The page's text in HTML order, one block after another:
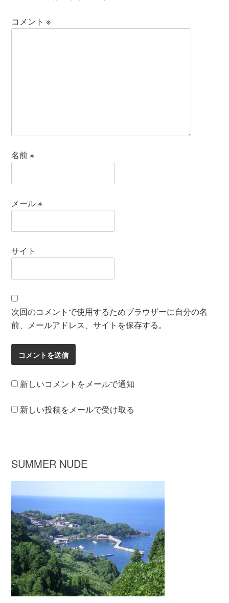
コメント※
名前※
メール※
サイト
次回のコメントで使用するためブラウザーに自分の名
前、メールアドレス、サイトを保存する。
新しいコメントをメールで通知
新しい投稿をメールで受け取る
SUMMER NUDE